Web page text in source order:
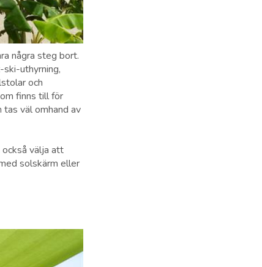
några steg bort.
uthyrning,
och
finns till för
tas väl omhand av
också välja att
solskärm eller